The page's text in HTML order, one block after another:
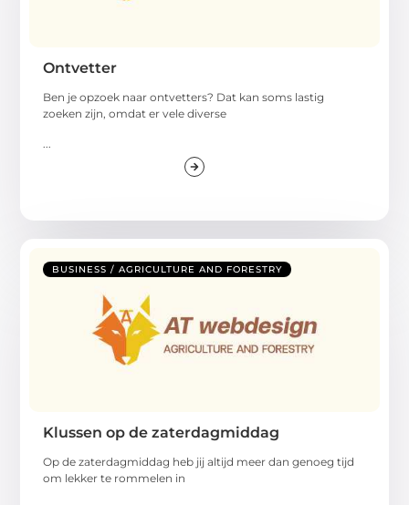
Ontvetter
Ben je opzoek naar ontvetters? Dat kan soms lastig
zoeken zijn, omdat er vele diverse
BUSINESS / AGRICULTURE AND FORESTRY
Klussen op de zaterdagmiddag
Op de zaterdagmiddag heb jij altijd meer dan genoeg tijd
om lekker te rommelen in